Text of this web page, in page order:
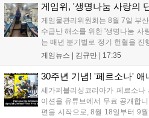
다. 유비소프트의 '고스트리콘: 와
데이트 '라스트 라이츠'와 함께
게임위, '생명나눔 사랑의
게임물관리위원회는 8월 7일 부
수급난 해소를 위한 '생명나눔 사
는 매년 분기별로 정기 헌혈을 진
고 있으며, 이번 행사에는 영화진
따뜻한 실천에 참여한 모든 임직
확산에 앞장섰습니다....
게임뉴스 | 김규만 17:35
30주년 기념! '페르소나'
세가퍼블리싱코리아가 페르소
이션을 유튜브에서 무료 공개합
편을 시작으로, 8월 18일부터 9